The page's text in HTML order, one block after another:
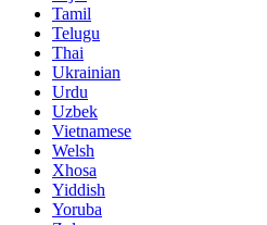
Tamil
Telugu
Thai
Ukrainian
Urdu
Uzbek
Vietnamese
Welsh
Xhosa
Yiddish
Yoruba